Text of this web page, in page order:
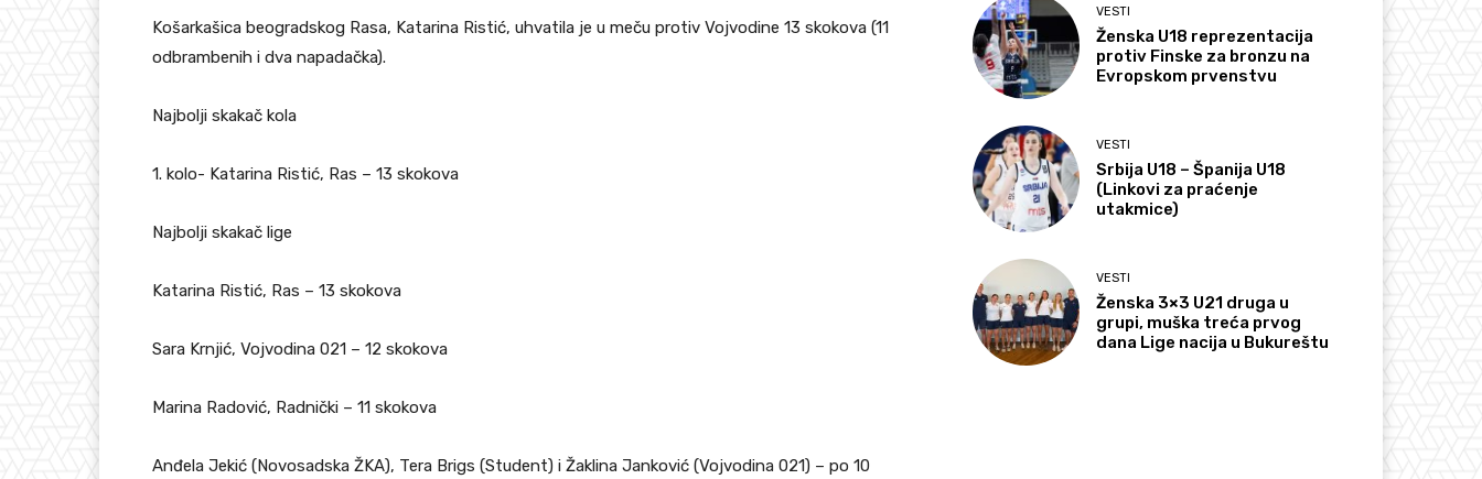
Košarkašica beogradskog Rasa, Katarina Ristić, uhvatila je u meču protiv Vojvodine 13 skokova (11
odbrambenih i dva napadačka).
Najbolji skakač kola
1. kolo- Katarina Ristić, Ras – 13 skokova
Najbolji skakač lige
Katarina Ristić, Ras – 13 skokova
Sara Krnjić, Vojvodina 021 – 12 skokova
Marina Radović, Radnički – 11 skokova
Anđela Jekić (Novosadska ŽKA), Tera Brigs (Student) i Žaklina Janković (Vojvodina 021) – po 10
VESTI
Ženska U18 reprezentacija
protiv Finske za bronzu na
Evropskom prvenstvu
VESTI
Srbija U18 – Španija U18
(Linkovi za praćenje
utakmice)
VESTI
Ženska 3×3 U21 druga u
grupi, muška treća prvog
dana Lige nacija u Bukureštu